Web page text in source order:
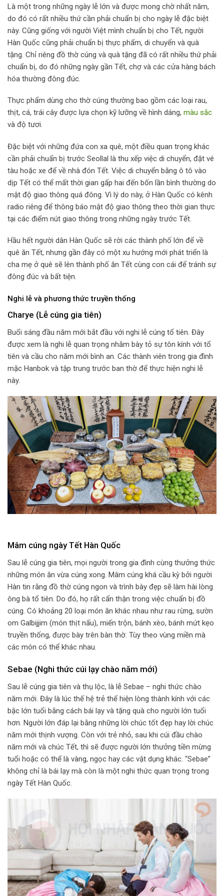
Là một trong những ngày lễ lớn và được mong chờ nhất năm,
do đó có rất nhiều thứ cần phải chuẩn bị cho ngày lễ đặc biệt
này. Cũng giống với người Việt mình chuẩn bị cho Tết, người
Hàn Quốc cũng phải chuẩn bị thực phẩm, di chuyển và quà
tặng. Chỉ riêng đồ thờ cúng và quà tặng đã có rất nhiều thứ phải
chuẩn bị, do đó những ngày gần Tết, chợ và các cửa hàng bách
hóa thường đông đúc.
Thực phẩm dùng cho thờ cúng thường bao gồm các loại rau,
thịt, cá, trái cây được lựa chọn kỹ lưỡng về hình dáng, màu sắc
và độ tươi.
Đặc biệt với những đứa con xa quê, một điều quan trọng khác
cần phải chuẩn bị trước Seollal là thu xếp việc di chuyển, đặt vé
tàu hoặc xe để về nhà đón Tết. Việc di chuyển bằng ô tô vào
dịp Tết có thể mất thời gian gấp hai đến bốn lần bình thường do
mật độ giao thông quá đông. Vì lý do này, ở Hàn Quốc có kênh
radio riêng để thông báo mật độ giao thông theo thời gian thực
tại các điểm nút giao thông trong những ngày trước Tết.
Hầu hết người dân Hàn Quốc sẽ rời các thành phố lớn để về
quê ăn Tết, nhưng gần đây có một xu hướng mới phát triển là
cha mẹ ở quê sẽ lên thành phố ăn Tết cùng con cái để tránh sự
đông đúc và bất tiện.
Nghi lễ và phương thức truyền thống
Charye (Lễ cúng gia tiên)
Buổi sáng đầu năm mới bắt đầu với nghi lễ cúng tổ tiên. Đây
được xem là nghi lễ quan trọng nhằm bày tỏ sự tôn kính với tổ
tiên và cầu cho năm mới bình an. Các thành viên trong gia đình
mặc Hanbok và tập trung trước ban thờ để thực hiện nghi lễ
này.
Mâm cúng ngày Tết Hàn Quốc
Sau lễ cúng gia tiên, mọi người trong gia đình cùng thưởng thức
những món ăn vừa cúng xong. Mâm cúng khá cầu kỳ bởi người
Hàn tin rằng đồ thờ cúng ngon và trình bày đẹp sẽ làm hài lòng
ông bà tổ tiên. Do đó, họ rất cẩn thận trong việc chuẩn bị đồ
cúng. Có khoảng 20 loại món ăn khác nhau như rau rừng, sườn
om Galbijjim (món thịt nấu), miến trộn, bánh xèo, bánh mứt kẹo
truyền thống, được bày trên bàn thờ. Tùy theo vùng miền mà
các món có thể khác nhau.
Sebae (Nghi thức cúi lạy chào năm mới)
Sau lễ cúng gia tiên và thụ lộc, là lễ Sebae – nghi thức chào
năm mới. Đây là lúc thế hệ trẻ thể hiện lòng thành kính với các
bậc lớn tuổi bằng cách bái lạy và tặng quà cho người lớn tuổi
hơn. Người lớn đáp lại bằng những lời chúc tốt đẹp hay lời chúc
năm mới thịnh vượng. Còn với trẻ nhỏ, sau khi cúi đầu chào
năm mới và chúc Tết, thì sẽ được người lớn thưởng tiền mừng
tuổi hoặc có thể là vàng, ngọc hay các vật dụng khác. “Sebae”
không chỉ là bái lạy mà còn là một nghi thức quan trọng trong
ngày Tết Hàn Quốc.